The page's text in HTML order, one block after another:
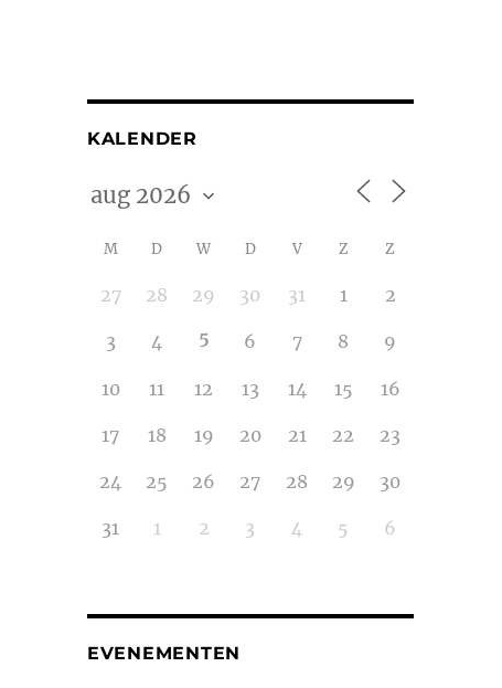
KALENDER
M D W D V Z Z
27 28 29 30 31 1 2
3 4 5 6 7 8 9
10 11 12 13 14 15 16
17 18 19 20 21 22 23
24 25 26 27 28 29 30
31 1 2 3 4 5 6
EVENEMENTEN